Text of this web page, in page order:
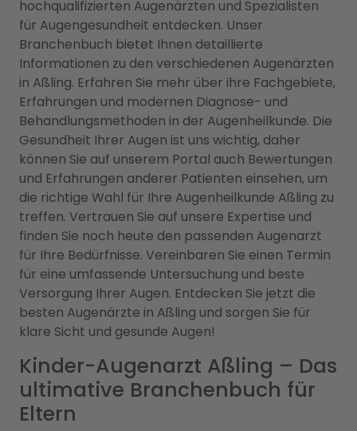
hochqualifizierten Augenärzten und Spezialisten
für Augengesundheit entdecken. Unser
Branchenbuch bietet Ihnen detaillierte
Informationen zu den verschiedenen Augenärzten
in Aßling. Erfahren Sie mehr über ihre Fachgebiete,
Erfahrungen und modernen Diagnose- und
Behandlungsmethoden in der Augenheilkunde. Die
Gesundheit Ihrer Augen ist uns wichtig, daher
können Sie auf unserem Portal auch Bewertungen
und Erfahrungen anderer Patienten einsehen, um
die richtige Wahl für Ihre Augenheilkunde Aßling zu
treffen. Vertrauen Sie auf unsere Expertise und
finden Sie noch heute den passenden Augenarzt
für Ihre Bedürfnisse. Vereinbaren Sie einen Termin
für eine umfassende Untersuchung und beste
Versorgung Ihrer Augen. Entdecken Sie jetzt die
besten Augenärzte in Aßling und sorgen Sie für
klare Sicht und gesunde Augen!
Kinder-Augenarzt Aßling – Das
ultimative Branchenbuch für
Eltern